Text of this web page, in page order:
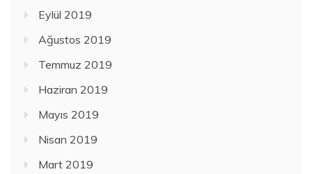
Eylül 2019
Ağustos 2019
Temmuz 2019
Haziran 2019
Mayıs 2019
Nisan 2019
Mart 2019